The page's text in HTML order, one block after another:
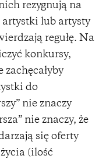
rezygnują na
artystki lub artysty
regułę. Na
konkursy,
zachęcałyby
do
nie znaczy
nie znaczy, że
się oferty
(ilość